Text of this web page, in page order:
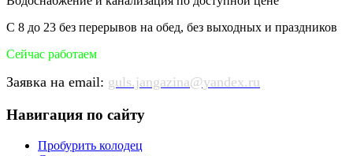
С 8 до 23 без перерывов на обед, без выходных и праздников
Сейчас работаем
Заявка на email: guls.jangazina@yandex.ru
Навигация по сайту
Пробурить колодец